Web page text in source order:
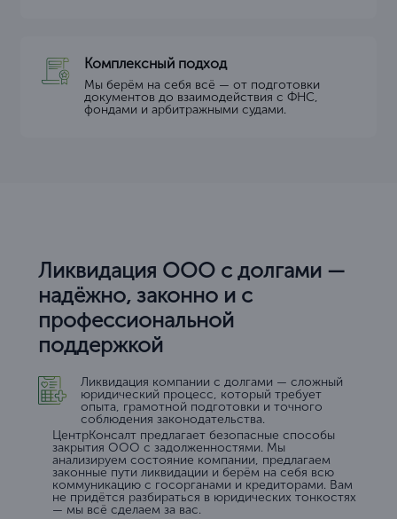
Комплексный подход
Мы берём на себя всё — от подготовки
документов до взаимодействия с ФНС,
фондами и арбитражными судами.
Ликвидация ООО с долгами —
надёжно, законно и с
профессиональной
поддержкой
Ликвидация компании с долгами — сложный
юридический процесс, который требует
опыта, грамотной подготовки и точного
соблюдения законодательства.
ЦентрКонсалт предлагает безопасные способы
закрытия ООО с задолженностями. Мы
анализируем состояние компании, предлагаем
законные пути ликвидации и берём на себя всю
коммуникацию с госорганами и кредиторами. Вам
не придётся разбираться в юридических тонкостях
— мы всё сделаем за вас.